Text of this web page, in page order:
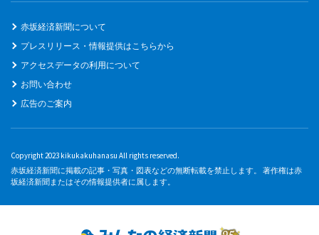
赤坂経済新聞について
プレスリリース・情報提供はこちらから
アクセスデータの利用について
お問い合わせ
広告のご案内
Copyright 2023 kikukakuhanasu All rights reserved.
赤坂経済新聞に掲載の記事・写真・図表などの無断転載を禁止します。 著作権は赤
坂経済新聞またはその情報提供者に属します。